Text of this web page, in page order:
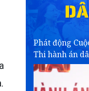
Phát động
Thi hành án